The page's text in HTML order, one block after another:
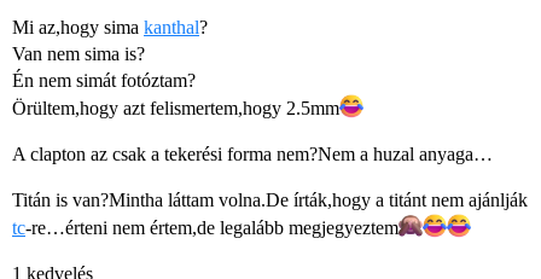
Mi az,hogy sima kanthal?
Van nem sima is?
Én nem simát fotóztam?
Örültem,hogy azt felismertem,hogy 2.5mm​
A clapton az csak a tekerési forma nem?Nem a huzal anyaga…
Titán is van?Mintha láttam volna.De írták,hogy a titánt nem ajánlják
tc-re…érteni nem értem,de legalább megjegyeztem​
1 kedvelés